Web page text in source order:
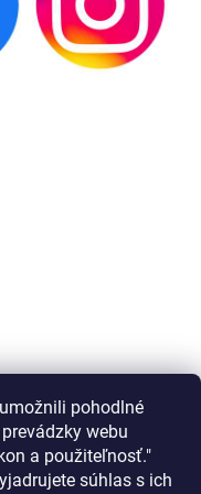
pohodlné
webu
a použiteľnosť."
súhlas s ich